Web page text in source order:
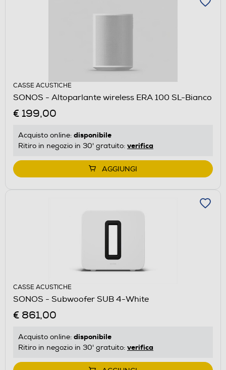
CASSE ACUSTICHE
SONOS - Altoparlante wireless ERA 100 SL-Bianco
€ 199,00
Acquisto online: disponibile
Ritiro in negozio in 30' gratuito: verifica
AGGIUNGI
CASSE ACUSTICHE
SONOS - Subwoofer SUB 4-White
€ 861,00
Acquisto online: disponibile
Ritiro in negozio in 30' gratuito: verifica